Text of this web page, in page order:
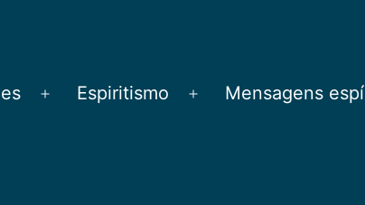
Abrir
Espiritismo
Abrir
Mensagens